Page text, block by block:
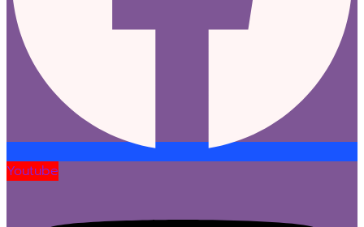
Youtube